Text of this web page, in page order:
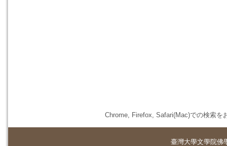
Chrome, Firefox, Safari(Mac)での検索を
臺灣大學文學院佛